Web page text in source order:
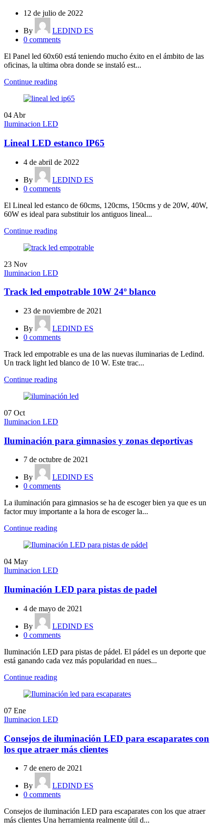
12 de julio de 2022
By
LEDIND ES
0 comments
El Panel led 60x60 está teniendo mucho éxito en el ámbito de las
oficinas, la ultima obra donde se instaló est...
Continue reading
04 Abr
Iluminacion LED
Lineal LED estanco IP65
4 de abril de 2022
By
LEDIND ES
0 comments
El Lineal led estanco de 60cms, 120cms, 150cms y de 20W, 40W,
60W es ideal para substituir los antiguos lineal...
Continue reading
23 Nov
Iluminacion LED
Track led empotrable 10W 24º blanco
23 de noviembre de 2021
By
LEDIND ES
0 comments
Track led empotrable es una de las nuevas iluminarias de Ledind.
Un track light led blanco de 10 W. Este trac...
Continue reading
07 Oct
Iluminacion LED
Iluminación para gimnasios y zonas deportivas
7 de octubre de 2021
By
LEDIND ES
0 comments
La iluminación para gimnasios se ha de escoger bien ya que es un
factor muy importante a la hora de escoger la...
Continue reading
04 May
Iluminacion LED
Iluminación LED para pistas de padel
4 de mayo de 2021
By
LEDIND ES
0 comments
Iluminación LED para pistas de pádel. El pádel es un deporte que
está ganando cada vez más popularidad en nues...
Continue reading
07 Ene
Iluminacion LED
Consejos de iluminación LED para escaparates con
los que atraer más clientes
7 de enero de 2021
By
LEDIND ES
0 comments
Consejos de iluminación LED para escaparates con los que atraer
más clientes Una herramienta realmente útil d...